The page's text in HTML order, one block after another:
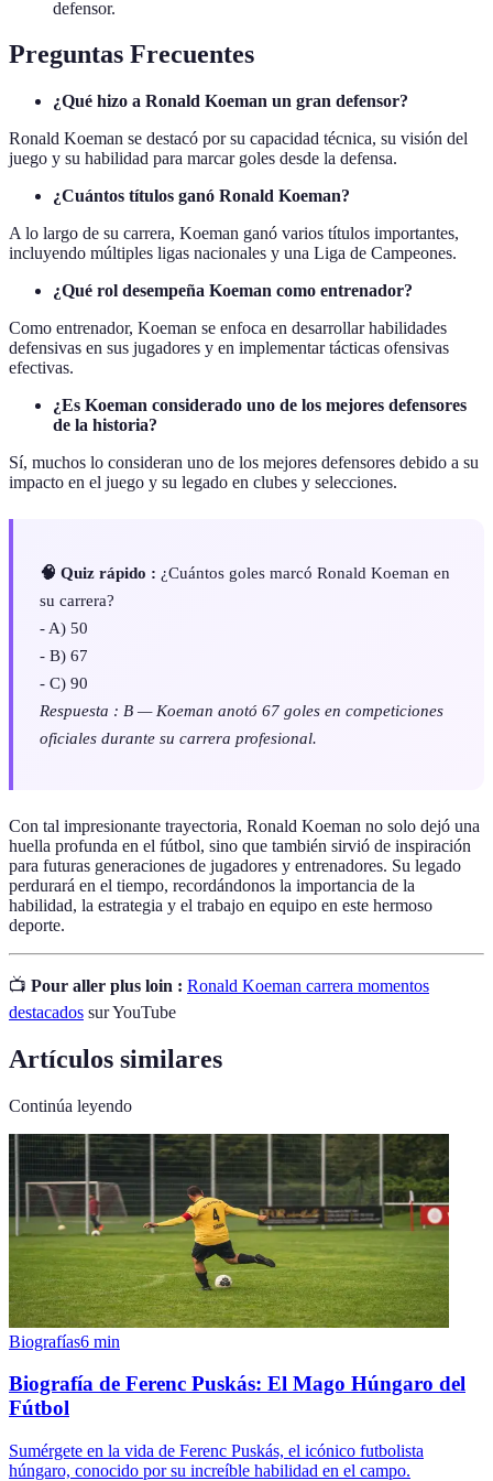
defensor.
Preguntas Frecuentes
¿Qué hizo a Ronald Koeman un gran defensor?
Ronald Koeman se destacó por su capacidad técnica, su visión del
juego y su habilidad para marcar goles desde la defensa.
¿Cuántos títulos ganó Ronald Koeman?
A lo largo de su carrera, Koeman ganó varios títulos importantes,
incluyendo múltiples ligas nacionales y una Liga de Campeones.
¿Qué rol desempeña Koeman como entrenador?
Como entrenador, Koeman se enfoca en desarrollar habilidades
defensivas en sus jugadores y en implementar tácticas ofensivas
efectivas.
¿Es Koeman considerado uno de los mejores defensores
de la historia?
Sí, muchos lo consideran uno de los mejores defensores debido a su
impacto en el juego y su legado en clubes y selecciones.
🧠 Quiz rápido : ¿Cuántos goles marcó Ronald Koeman en
su carrera?
- A) 50
- B) 67
- C) 90
Respuesta : B — Koeman anotó 67 goles en competiciones
oficiales durante su carrera profesional.
Con tal impresionante trayectoria, Ronald Koeman no solo dejó una
huella profunda en el fútbol, sino que también sirvió de inspiración
para futuras generaciones de jugadores y entrenadores. Su legado
perdurará en el tiempo, recordándonos la importancia de la
habilidad, la estrategia y el trabajo en equipo en este hermoso
deporte.
📺 Pour aller plus loin : Ronald Koeman carrera momentos
destacados sur YouTube
Artículos similares
Continúa leyendo
Biografías6 min
Biografía de Ferenc Puskás: El Mago Húngaro del
Fútbol
Sumérgete en la vida de Ferenc Puskás, el icónico futbolista
húngaro, conocido por su increíble habilidad en el campo.